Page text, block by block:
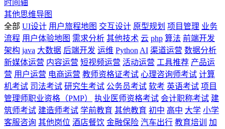
时间轴
其他思维导图
全部 UI设计 用户旅程地图 交互设计 原型规划 项目管理 业务
流程 用户体验地图 需求分析 其他技术 云 php 算法 前端开发
架构 java 大数据 后端开发 运维 Python AI 渠道运营 数据分析
新媒体运营 内容运营 短视频运营 活动运营 工具推荐 产品运
营 用户运营 电商运营 教师资格证考试 心理咨询师考试 计算
机考试 司法考试 研究生考试 公务员考试 软考 英语考试 项目
管理师职业资格（PMP）
执业医师资格考试 会计职称考试 建
筑师考试 建造师考试 学前教育 其他教育 初中 高中 大学 小学
客服咨询 其他岗位 酒店餐饮 金融保险 汽车出行 教育培训
加